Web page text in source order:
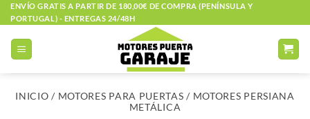
Saltar
al
contenido
ENVÍO GRATIS A PARTIR DE 180,00€ DE COMPRA (PENÍNSULA Y
PORTUGAL) - ENTREGAS 24/48H
INICIO / MOTORES PARA PUERTAS / MOTORES PERSIANA
METÁLICA